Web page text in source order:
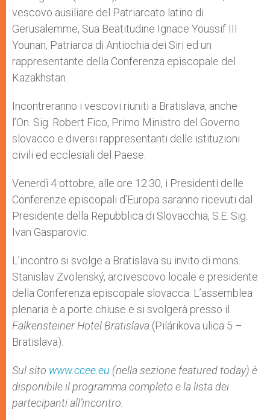
vescovo ausiliare del Patriarcato latino di
Gerusalemme, Sua Beatitudine Ignace Youssif III
Younan, Patriarca di Antiochia dei Siri ed un
rappresentante della Conferenza episcopale del
Kazakhstan.
Incontreranno i vescovi riuniti a Bratislava, anche
l’On. Sig. Robert Fico, Primo Ministro del Governo
slovacco e diversi rappresentanti delle istituzioni
civili ed ecclesiali del Paese.
Venerdì 4 ottobre, alle ore 12.30, i Presidenti delle
Conferenze episcopali d’Europa saranno ricevuti dal
Presidente della Repubblica di Slovacchia, S.E. Sig.
Ivan Gasparovic.
L’incontro si svolge a Bratislava su invito di mons.
Stanislav Zvolenský, arcivescovo locale e presidente
della Conferenza episcopale slovacca. L’assemblea
plenaria è a porte chiuse e si svolgerà presso il
Falkensteiner Hotel Bratislava (Pilárikova ulica 5 –
Bratislava).
Sul sito www.ccee.eu (nella sezione featured today) è
disponibile il programma completo e la lista dei
partecipanti all’incontro.